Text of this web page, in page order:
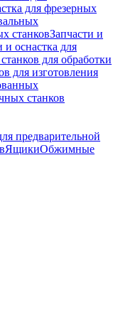
для фрезерных
станковЗапчасти и
и оснастка для
для обработки
для изготовления
станков
предварительной
ЯщикиОбжимные